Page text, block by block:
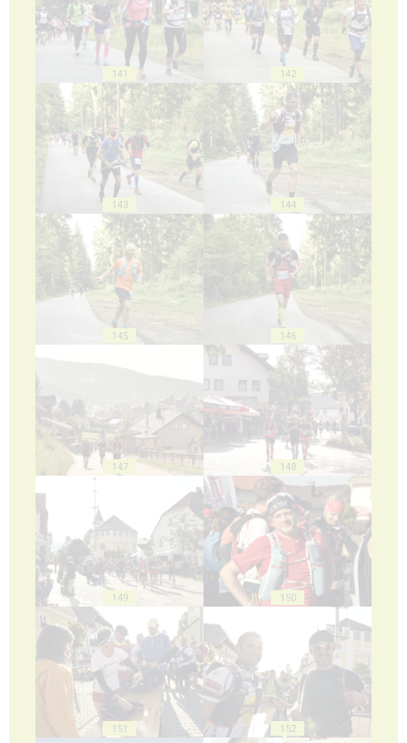
141 142
143 144
145 146
147 148
149 150
151 152